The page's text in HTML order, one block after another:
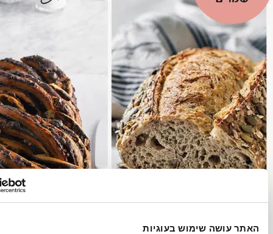
שימוש בעוגיות